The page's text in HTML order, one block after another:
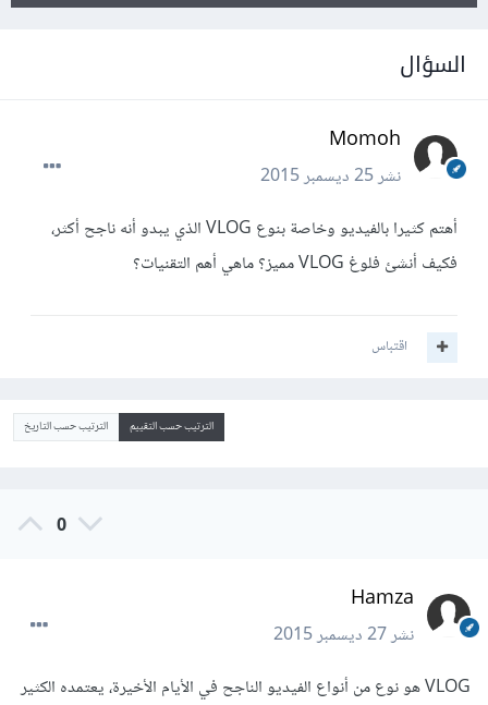
السؤال
Momoh
نشر25 ديسمبر 2015
أهتم كثيرا بالفيديو وخاصة بنوع VLOG الذي يبدو أنه ناجح أكثر،
فكيف أنشئ فلوغ VLOG مميز؟ ماهي أهم التقنيات؟
اقتباس
الترتيب حسب التقييم الترتيب حسب التاريخ
0
Hamza
نشر27 ديسمبر 2015
VLOG هو نوع من أنواع الفيديو الناجح في الأيام الأخيرة، يعتمده الكثير